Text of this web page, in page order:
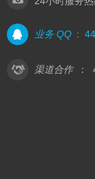
业务 QQ :
渠道合作 ：